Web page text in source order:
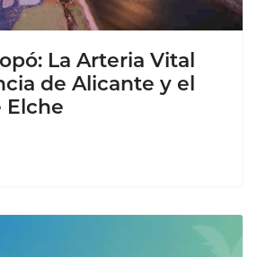
La Arteria Vital
de Alicante y el
Elche